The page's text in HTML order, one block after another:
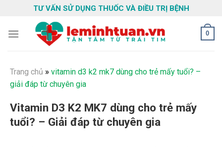
content
TƯ VẤN SỬ DỤNG THUỐC VÀ ĐIỀU TRỊ BỆNH
0
Trang chủ » vitamin d3 k2 mk7 dùng cho trẻ mấy tuổi? –
giải đáp từ chuyên gia
Vitamin D3 K2 MK7 dùng cho trẻ mấy
tuổi? – Giải đáp từ chuyên gia